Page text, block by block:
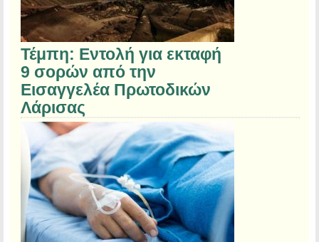
Τέμπη: Εντολή για εκταφή
9 σορών από την
Εισαγγελέα Πρωτοδικών
Λάρισας